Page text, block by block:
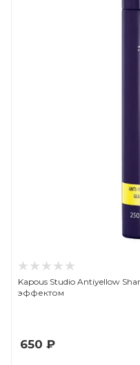
Kapous Studio Antiyellow
эффектом
650 ₽